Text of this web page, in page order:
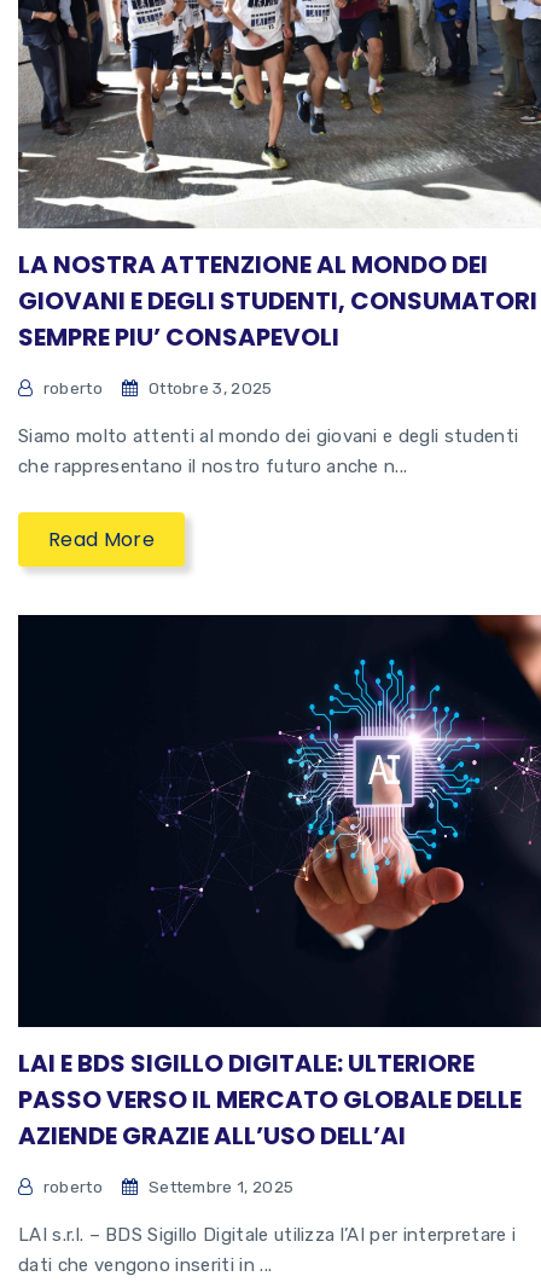
LA NOSTRA ATTENZIONE AL MONDO DEI
GIOVANI E DEGLI STUDENTI, CONSUMATORI
SEMPRE PIU’ CONSAPEVOLI
roberto Ottobre 3, 2025
Siamo molto attenti al mondo dei giovani e degli studenti
che rappresentano il nostro futuro anche n...
Read More
LAI E BDS SIGILLO DIGITALE: ULTERIORE
PASSO VERSO IL MERCATO GLOBALE DELLE
AZIENDE GRAZIE ALL’USO DELL’AI
roberto Settembre 1, 2025
LAI s.r.l. – BDS Sigillo Digitale utilizza l’AI per interpretare i
dati che vengono inseriti in ...